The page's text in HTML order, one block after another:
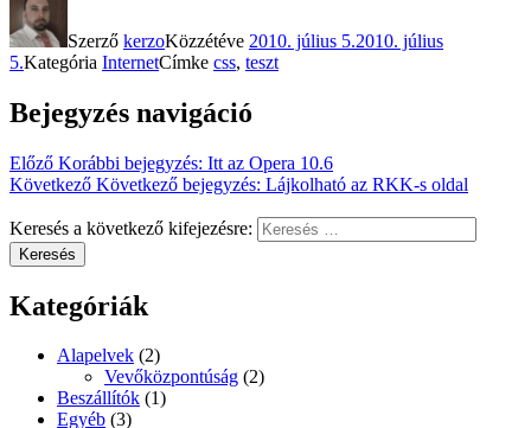
Szerző kerzoKözzétéve 2010. július 5.2010. július
5.Kategória InternetCímke css, teszt
Bejegyzés navigáció
Előző Korábbi bejegyzés: Itt az Opera 10.6
Következő Következő bejegyzés: Lájkolható az RKK-s oldal
Keresés a következő kifejezésre:
Keresés
Kategóriák
Alapelvek (2)
Vevőközpontúság (2)
Beszállítók (1)
Egyéb (3)